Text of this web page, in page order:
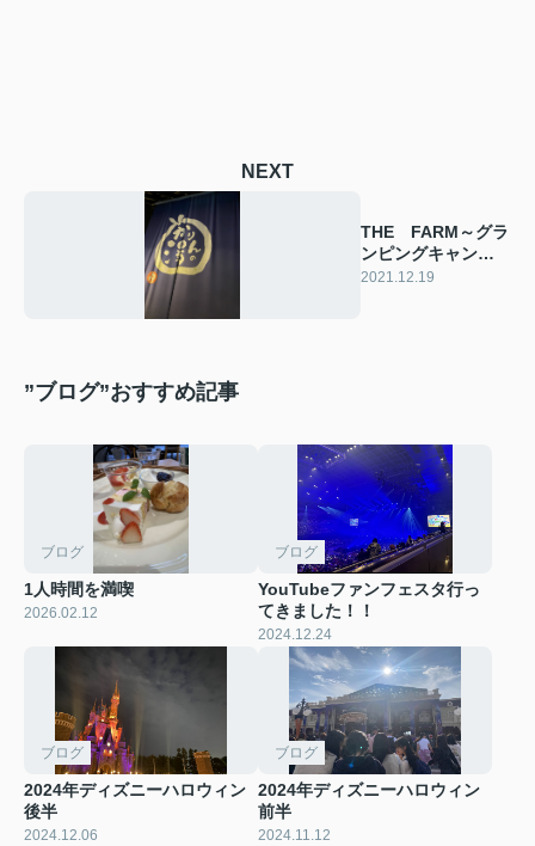
NEXT
THE FARM～グラ
ンピングキャンプ
～③温泉～就寝
2021.12.19
”ブログ”おすすめ記事
ブログ
1人時間を満喫
2026.02.12
ブログ
YouTubeファンフェスタ行っ
てきました！！
2024.12.24
ブログ
2024年ディズニーハロウィン
後半
2024.12.06
ブログ
2024年ディズニーハロウィン
前半
2024.11.12